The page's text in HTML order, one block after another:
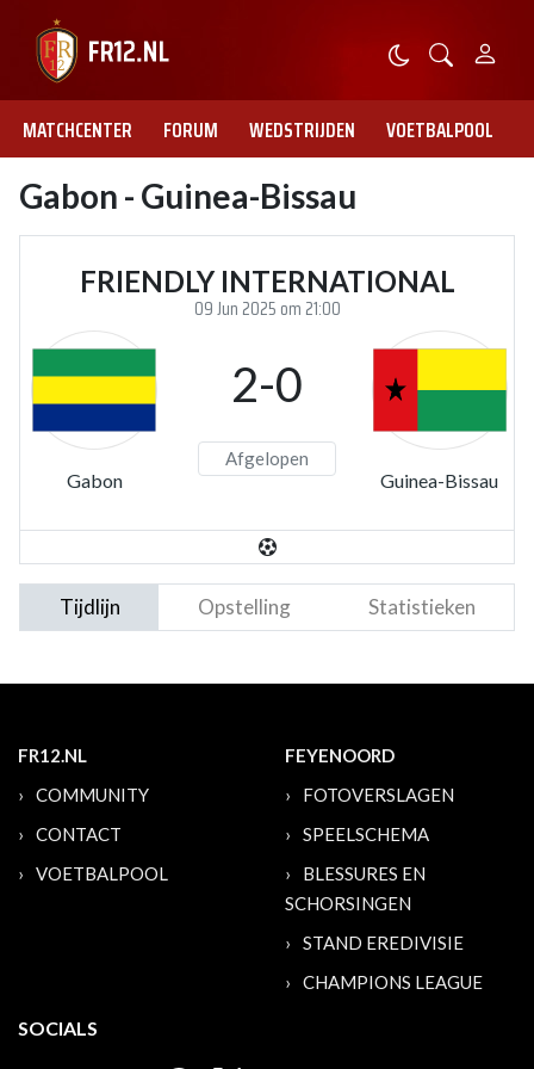
MATCHCENTER FORUM WEDSTRIJDEN VOETBALPOOL
Gabon - Guinea-Bissau
FRIENDLY INTERNATIONAL
09 Jun 2025 om 21:00
Gabon
2-0
Afgelopen
Guinea-Bissau
Tijdlijn Opstelling Statistieken
FR12.NL
COMMUNITY
CONTACT
VOETBALPOOL
FEYENOORD
FOTOVERSLAGEN
SPEELSCHEMA
BLESSURES EN
SCHORSINGEN
STAND EREDIVISIE
CHAMPIONS LEAGUE
SOCIALS